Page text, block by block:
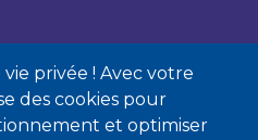
privée ! Avec votre
des cookies pour
et optimiser